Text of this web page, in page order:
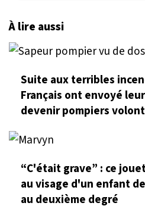
À lire aussi
Suite aux terribles
Français ont envoyé
devenir pompiers
“C'était grave” : ce
au visage d'un enfant
au deuxième degré